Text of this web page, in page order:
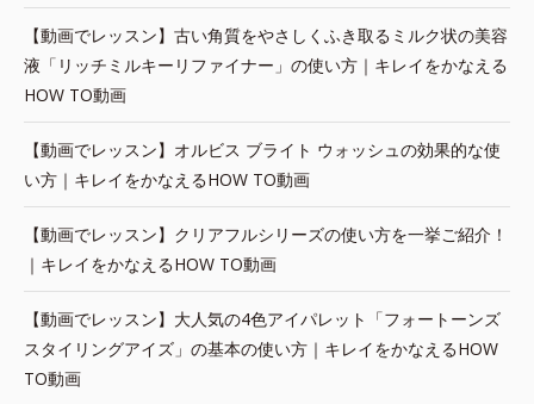
【動画でレッスン】古い角質をやさしくふき取るミルク状の美容
液「リッチミルキーリファイナー」の使い方｜キレイをかなえる
HOW TO動画
【動画でレッスン】オルビス ブライト ウォッシュの効果的な使
い方｜キレイをかなえるHOW TO動画
【動画でレッスン】クリアフルシリーズの使い方を一挙ご紹介！
｜キレイをかなえるHOW TO動画
【動画でレッスン】大人気の4色アイパレット「フォートーンズ
スタイリングアイズ」の基本の使い方｜キレイをかなえるHOW
TO動画